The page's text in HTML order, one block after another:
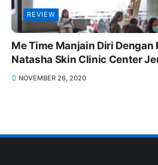
REVIEW
Me Time Manjain Diri Dengan
Natasha Skin Clinic Center
NOVEMBER 26, 2020